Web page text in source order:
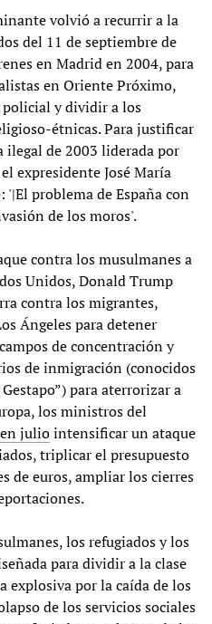
volvió a recurrir a la
del 11 de septiembre de
en Madrid en 2004, para
en Oriente Próximo,
policial y dividir a los
étnicas. Para justificar
ilegal de 2003 liderada por
expresidente José María
problema de España con
de los moros'.
contra los musulmanes a
Unidos, Donald Trump
contra los migrantes,
Ángeles para detener
de concentración y
de inmigración (conocidos
para aterrorizar a
los ministros del
juliointensificar un ataque
triplicar el presupuesto
de euros, ampliar los cierres
los refugiados y los
para dividir a la clase
explosiva por la caída de los
de los servicios sociales